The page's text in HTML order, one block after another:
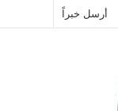
أرسل خبراً